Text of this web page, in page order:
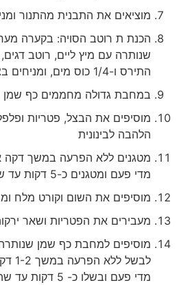
מוציאים את התבנית מהתנור
הכנת ת רוטב הסויה: בקערה
שנותרה עם מיץ ליים, רוטב דגים,
התירס ו-1/4 כוס מים, ומניחים בצד
במחבת גדולה מחממים כף שמן על
מוסיפים את הבצל, פטריות ופלפל
הלהבה לבינונית
מטגנים ללא הפרעה במשך דקה
מדי פעם ומטגנים כ-5 דקות עד שהבצל ופטריות רכים
מוסיפים את השום וקורט מלח ומבשלים
מעבירים את הפטריות ושאר ירקות
מוסיפים למחבת כף שמן שנותרה
לבשל ללא
מדי פעם ובשלו כ- 5 דקות עד שהכרוב רך ופריך